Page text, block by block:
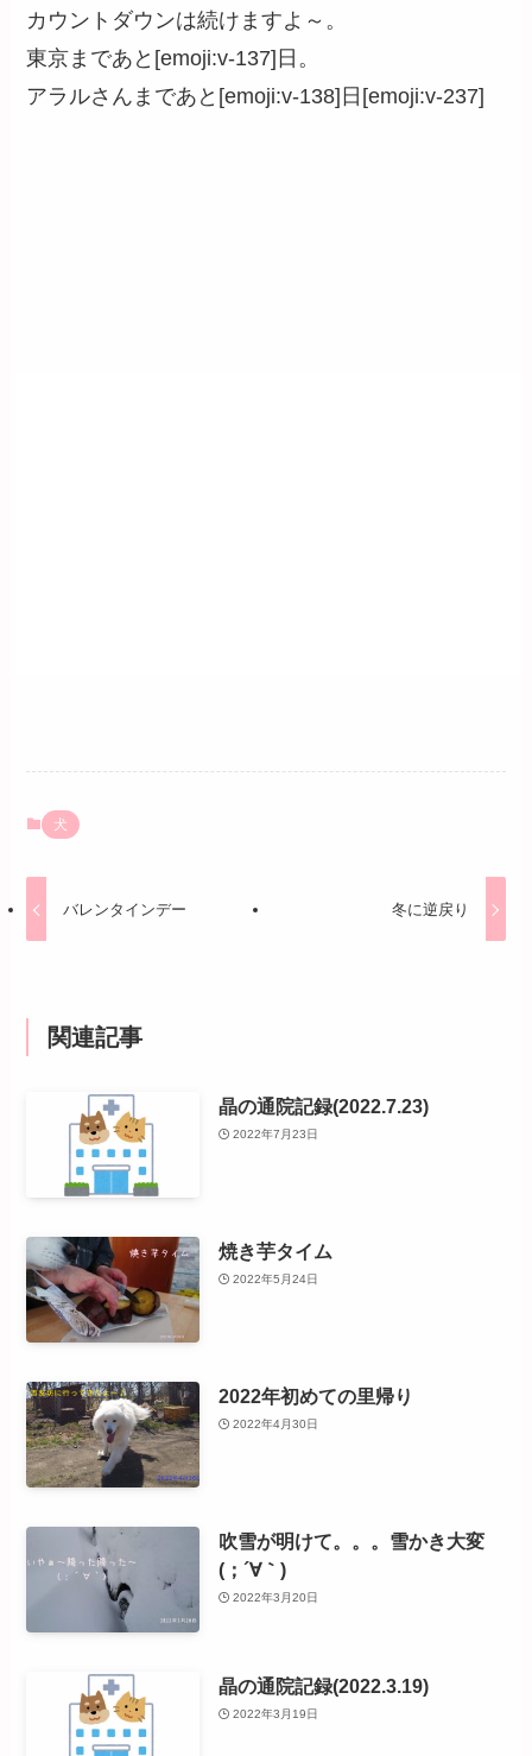
カウントダウンは続けますよ～。
東京まであと[emoji:v-137]日。
アラルさんまであと[emoji:v-138]日[emoji:v-237]
犬
バレンタインデー 冬に逆戻り
関連記事
晶の通院記録(2022.7.23)
2022年7月23日
焼き芋タイム
2022年5月24日
2022年初めての里帰り
2022年4月30日
吹雪が明けて。。。雪かき大変
(；´∀｀)
2022年3月20日
晶の通院記録(2022.3.19)
2022年3月19日